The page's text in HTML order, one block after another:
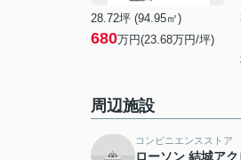
28.72坪 (94.95㎡)
680万円(23.68万円/坪)
周辺施設
コンビニエンスストア
ローソン 結城ア